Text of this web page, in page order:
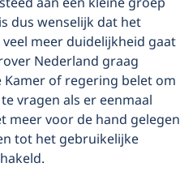
dus wenselijk dat het
meer duidelijkheid gaat
Nederland graag
of regering belet om
vragen als er eenmaal
meer voor de hand gelegen
tot het gebruikelijke